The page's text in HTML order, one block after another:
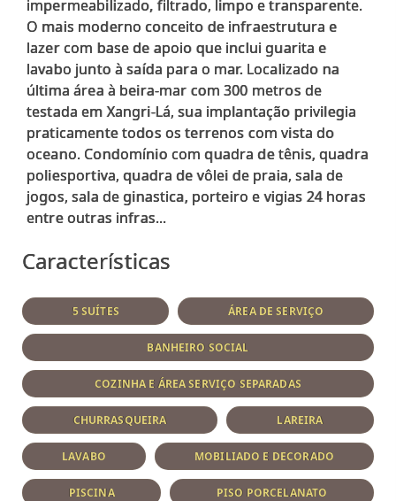
impermeabilizado, filtrado, limpo e transparente.
O mais moderno conceito de infraestrutura e
lazer com base de apoio que inclui guarita e
lavabo junto à saída para o mar. Localizado na
última área à beira-mar com 300 metros de
testada em Xangri-Lá, sua implantação privilegia
praticamente todos os terrenos com vista do
oceano. Condomínio com quadra de tênis, quadra
poliesportiva, quadra de vôlei de praia, sala de
jogos, sala de ginastica, porteiro e vigias 24 horas
Características
5 SUÍTES ÁREA DE SERVIÇO
BANHEIRO SOCIAL
COZINHA E ÁREA SERVIÇO SEPARADAS
CHURRASQUEIRA LAREIRA
LAVABO MOBILIADO E DECORADO
PISCINA PISO PORCELANATO